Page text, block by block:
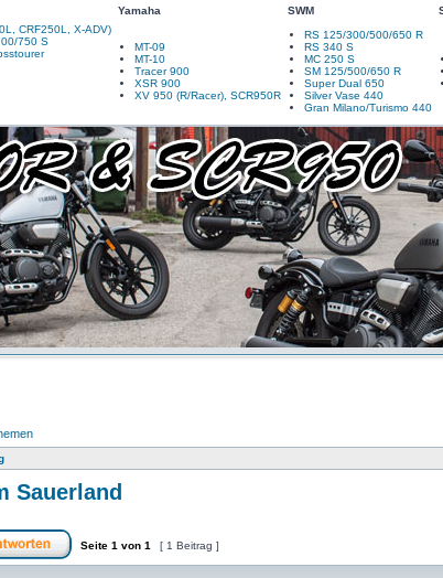
Yamaha SWM
CRF250L, X-ADV)
750 S
MT-09
MT-10
Tracer 900
XSR 900
XV 950 (R/Racer), SCR950R
RS 125/300/500/650 R
RS 340 S
MC 250 S
SM 125/500/650 R
Super Dual 650
Silver Vase 440
Gran Milano/Turismo 440
Sauerland
Seite 1 von 1 [ 1 Beitrag ]